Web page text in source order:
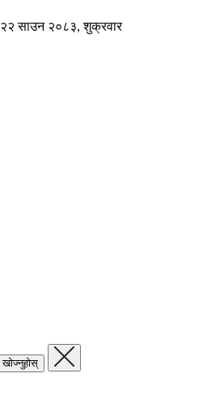
२२ साउन २०८३, शुक्रवार